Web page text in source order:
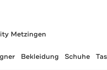
Metzingen
Bekleidung Schuhe